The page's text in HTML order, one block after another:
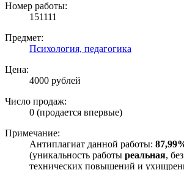
Номер работы:
151111
Предмет:
Психология, педагогика
Цена:
4000 рублей
Число продаж:
0 (продается впервые)
Примечание:
Антиплагиат данной работы:
(уникальность работы реальная,
технических повышений и